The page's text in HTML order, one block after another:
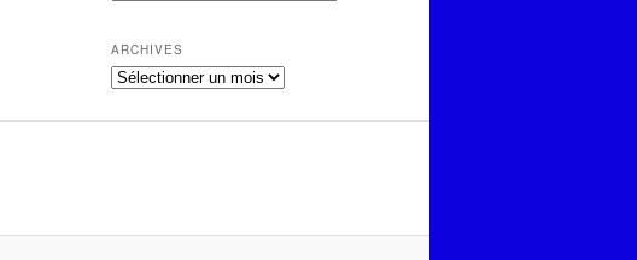
ARCHIVES
Archives